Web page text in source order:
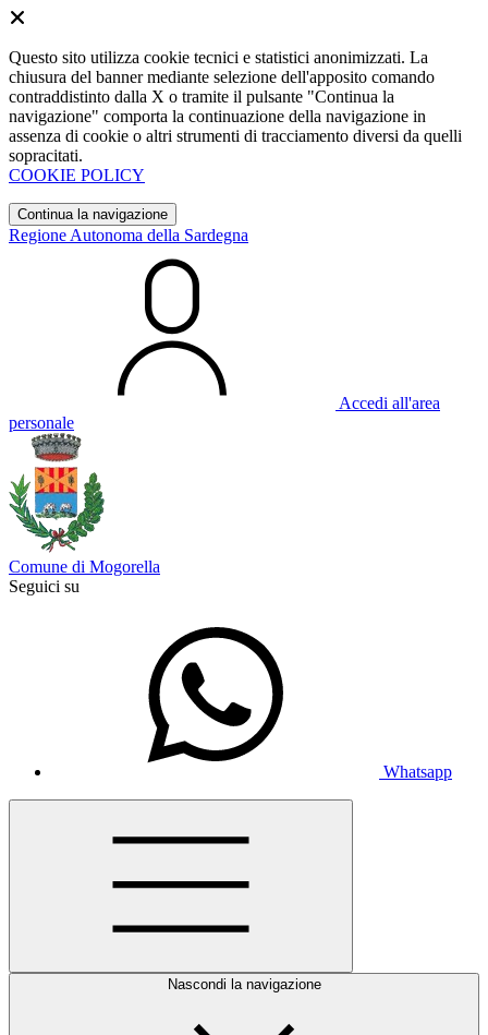
Questo sito utilizza cookie tecnici e statistici anonimizzati. La
chiusura del banner mediante selezione dell'apposito comando
contraddistinto dalla X o tramite il pulsante "Continua la
navigazione" comporta la continuazione della navigazione in
assenza di cookie o altri strumenti di tracciamento diversi da quelli
sopracitati.
COOKIE POLICY
Continua la navigazione
Regione Autonoma della Sardegna
Accedi all'area
personale
Comune di Mogorella
Seguici su
Whatsapp
Nascondi la navigazione